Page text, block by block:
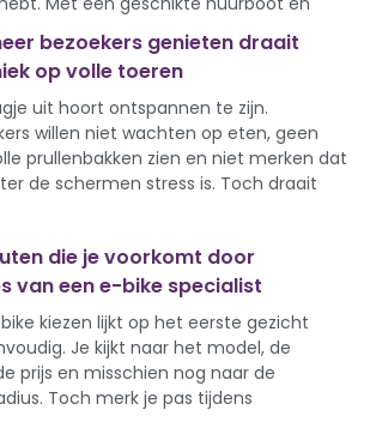
bezoekers genieten draait
op volle toeren
uit hoort ontspannen te zijn.
willen niet wachten op eten, geen
prullenbakken zien en niet merken dat
de schermen stress is. Toch draait
die je voorkomt door
van een e-bike specialist
kiezen lijkt op het eerste gezicht
Je kijkt naar het model, de
prijs en misschien nog naar de
Toch merk je pas tijdens